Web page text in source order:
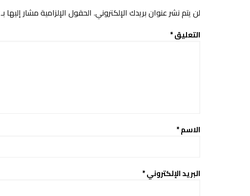
لن يتم نشر عنوان بريدك الإلكتروني. الحقول الإلزامية مشار إليها بـ
التعليق*
الاسم*
البريد الإلكتروني*